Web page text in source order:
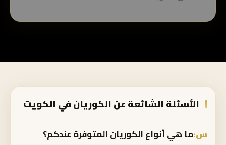
الأسئلة الشائعة عن الكوريان في الكويت
ما هي أنواع الكوريان المتوفرة عندكم؟